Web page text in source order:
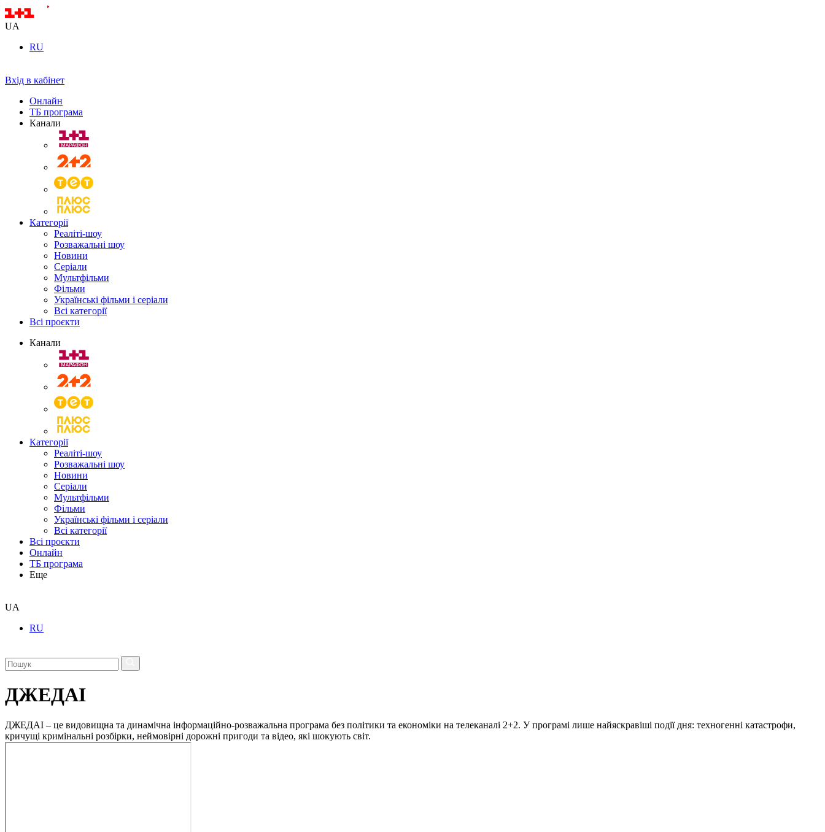
UA
RU
Вхід в кабінет
Онлайн
ТБ програма
Канали
Категорії
Реаліті-шоу
Розважальні шоу
Новини
Серіали
Мультфільми
Фільми
Українські фільми і серіали
Всі категорії
Всі проєкти
Канали
Категорії
Реаліті-шоу
Розважальні шоу
Новини
Серіали
Мультфільми
Фільми
Українські фільми і серіали
Всі категорії
Всі проєкти
Онлайн
ТБ програма
Еще
UA
RU
ДЖЕДАІ
ДЖЕДАІ – це видовищна та динамічна інформаційно-розважальна програма без політики та економіки на телеканалі 2+2. У програмі лише найяскравіші події дня: техногенні катастрофи,
кричущі кримінальні розбірки, неймовірні дорожні пригоди та відео, які шокують світ.